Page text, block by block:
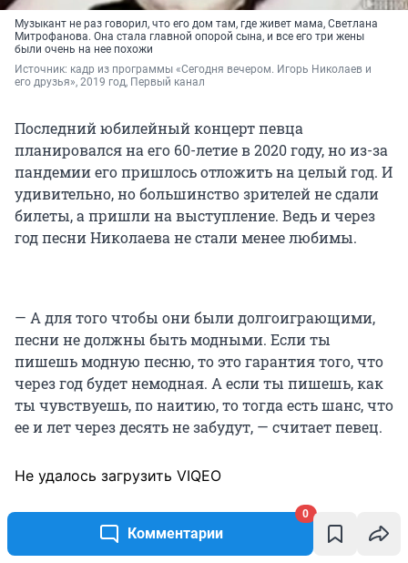
Комментарии
0
Музыкант не раз говорил, что его дом там, где живет мама, Светлана
Митрофанова. Она стала главной опорой сына, и все его три жены
были очень на нее похожи
Источник: кадр из программы ​​​​​​«Сегодня вечером. Игорь Николаев и
его друзья», 2019 год, Первый канал
Последний юбилейный концерт певца
планировался на его 60-летие в 2020 году, но из-за
пандемии его пришлось отложить на целый год. И
удивительно, но большинство зрителей не сдали
билеты, а пришли на выступление. Ведь и через
год песни Николаева не стали менее любимы.
— А для того чтобы они были долгоиграющими,
песни не должны быть модными. Если ты
пишешь модную песню, то это гарантия того, что
через год будет немодная. А если ты пишешь, как
ты чувствуешь, по наитию, то тогда есть шанс, что
ее и лет через десять не забудут, — считает певец.
Не удалось загрузить VIQEO